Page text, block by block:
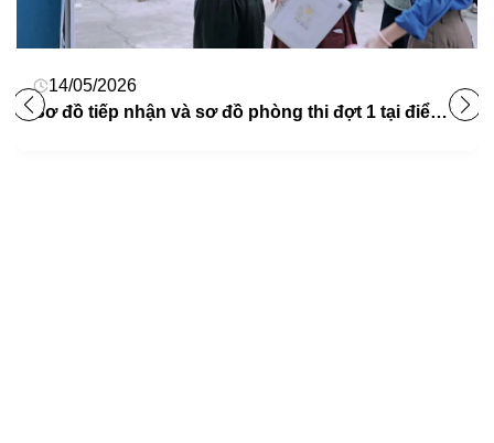
14/05/2026
Sơ đồ tiếp nhận và sơ đồ phòng thi đợt 1 tại điểm thi 01 và 02 của NUAE năm 2026